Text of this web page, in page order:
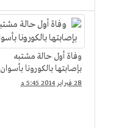
وفاة أول حالة مشتبه
بإصابتها بالكورونا بأسوان
28 فبراير 2014 5:45 م